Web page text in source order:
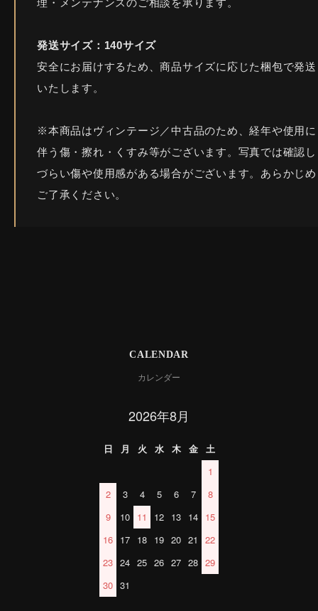
理・メンテナンスのご相談を承ります。
発送サイズ：140サイズ
安全にお届けするため、商品サイズに応じた梱包で発送
いたします。
※本商品はヴィンテージ／中古品のため、経年や使用に
伴う傷・擦れ・くすみ等がございます。写真では確認し
づらい傷や使用感がある場合がございます。あらかじめ
ご了承ください。
CALENDAR
カレンダー
2026年8月
日 月 火 水 木 金
土
1
2
3 4 5 6 7
8
9
10 11 12 13 14 15
16 17 18 19 20 21
22
23 24 25 26 27 28 29
30 31